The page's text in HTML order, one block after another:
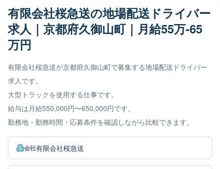
有限会社桜急送の地場配送ドライバー
求人｜京都府久御山町｜月給55万-65
万円
有限会社桜急送が京都府久御山町で募集する地場配送ドライバー
求人です。
大型トラックを使用する仕事です。
給与は月給550,000円〜650,000円です。
勤務地・勤務時間・応募条件を確認しながら比較できます。
会社有限会社桜急送